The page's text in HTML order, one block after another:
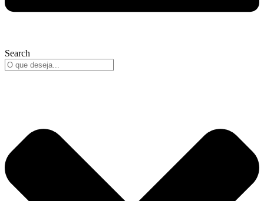
Search